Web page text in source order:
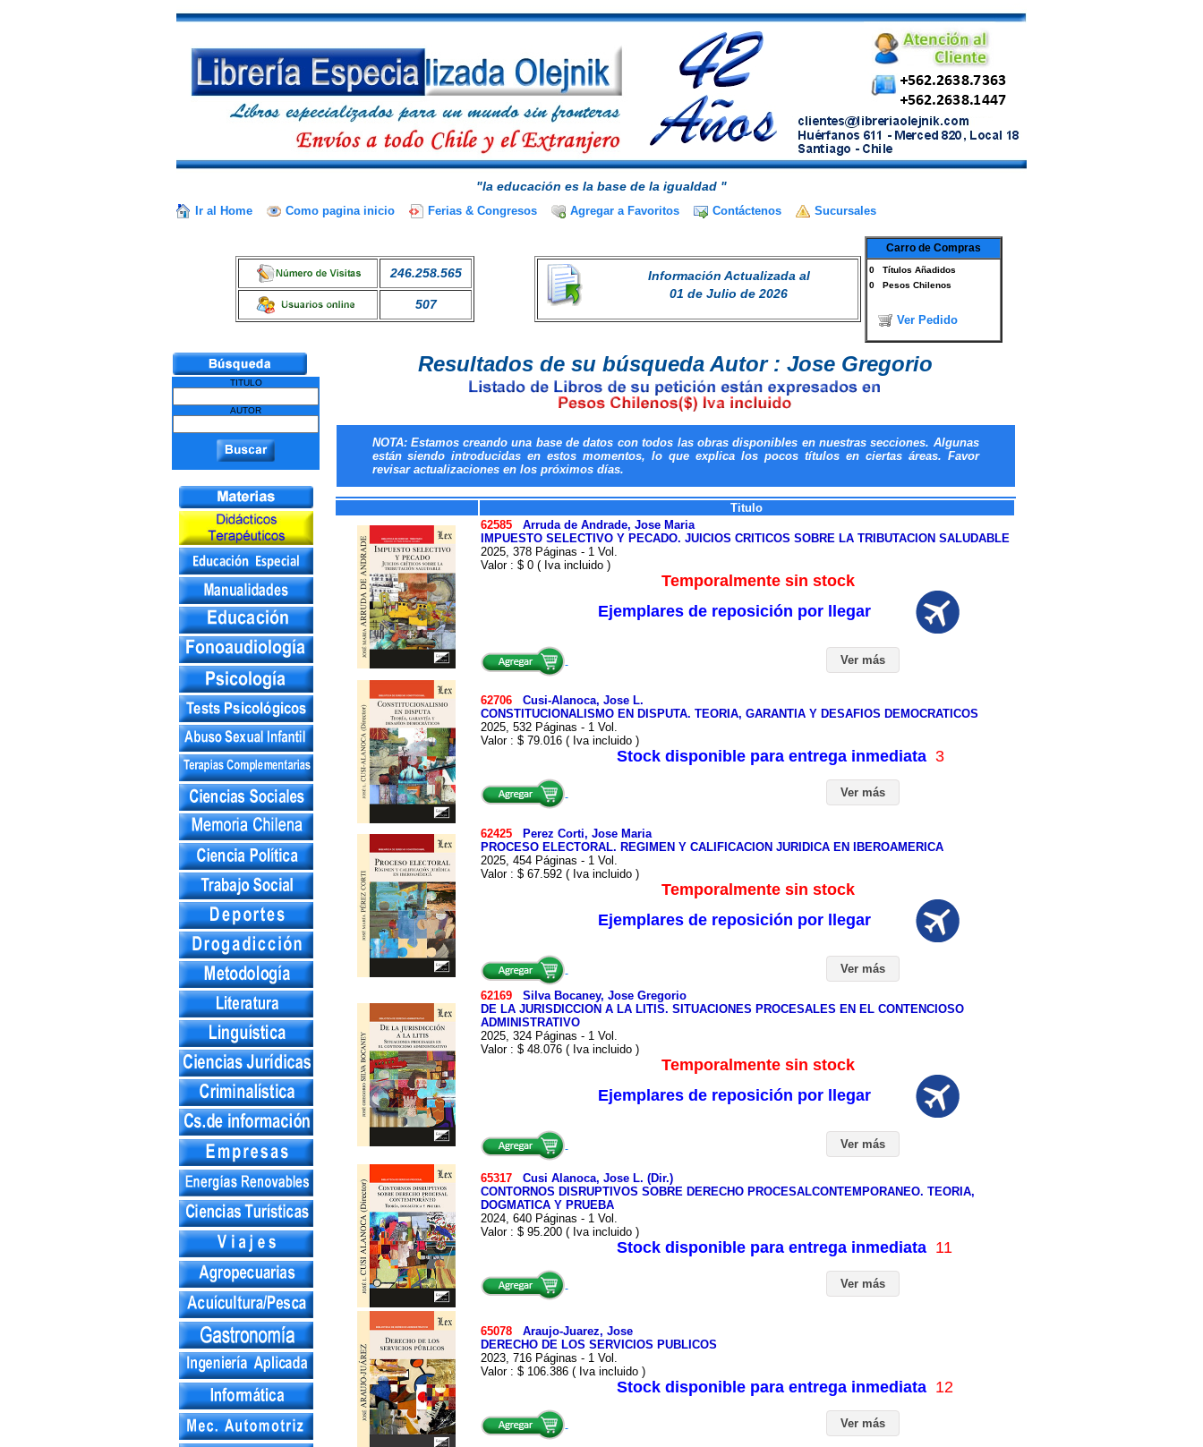
"la educación es la base de la igualdad "
Ir al Home Como pagina inicio Ferias & Congresos Agregar a Favoritos Contáctenos Sucursales
246.258.565
507
Información Actualizada al
01 de Julio de 2026
Carro de Compras
0 Títulos Añadidos
0 Pesos Chilenos
Ver Pedido
TITULO
AUTOR
Resultados de su búsqueda Autor : Jose Gregorio
NOTA: Estamos creando una base de datos con todos las obras disponibles en nuestras secciones. Algunas
están siendo introducidas en estos momentos, lo que explica los pocos títulos en ciertas áreas. Favor
revisar actualizaciones en los próximos días.
Titulo
62585 Arruda de Andrade, Jose Maria
IMPUESTO SELECTIVO Y PECADO. JUICIOS CRITICOS SOBRE LA TRIBUTACION SALUDABLE
2025, 378 Páginas - 1 Vol.
Valor : $ 0 ( Iva incluido )
Temporalmente sin stock
Ejemplares de reposición por llegar
Ver más
62706 Cusi-Alanoca, Jose L.
CONSTITUCIONALISMO EN DISPUTA. TEORIA, GARANTIA Y DESAFIOS DEMOCRATICOS
2025, 532 Páginas - 1 Vol.
Valor : $ 79.016 ( Iva incluido )
Stock disponible para entrega inmediata 3
Ver más
62425
Perez Corti, Jose Maria
PROCESO ELECTORAL. REGIMEN Y CALIFICACION JURIDICA EN IBEROAMERICA
2025, 454 Páginas - 1 Vol.
Valor : $ 67.592 ( Iva incluido )
Temporalmente sin stock
Ejemplares de reposición por llegar
Ver más
62169 Silva Bocaney, Jose Gregorio
DE LA JURISDICCION A LA LITIS. SITUACIONES PROCESALES EN EL CONTENCIOSO
ADMINISTRATIVO
2025, 324 Páginas - 1 Vol.
Valor : $ 48.076 ( Iva incluido )
Temporalmente sin stock
Ejemplares de reposición por llegar
Ver más
65317 Cusi Alanoca, Jose L. (Dir.)
CONTORNOS DISRUPTIVOS SOBRE DERECHO PROCESALCONTEMPORANEO. TEORIA,
DOGMATICA Y PRUEBA
2024, 640 Páginas - 1 Vol.
Valor : $ 95.200 ( Iva incluido )
Stock disponible para entrega inmediata 11
Ver más
65078 Araujo-Juarez, Jose
DERECHO DE LOS SERVICIOS PUBLICOS
2023, 716 Páginas - 1 Vol.
Valor : $ 106.386 ( Iva incluido )
Stock disponible para entrega inmediata 12
Ver más